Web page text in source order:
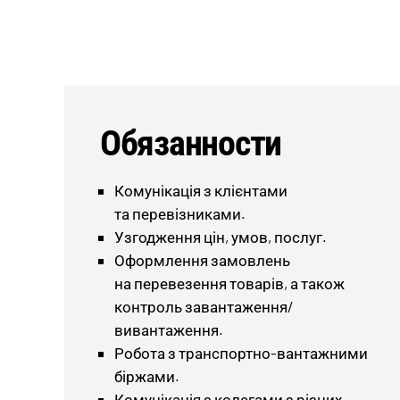
Обязанности
Комунікація з клієнтами
та перевізниками.
Узгодження цін, умов, послуг.
Оформлення замовлень
на перевезення товарів, а також
контроль завантаження/
вивантаження.
Робота з транспортно-вантажними
біржами.